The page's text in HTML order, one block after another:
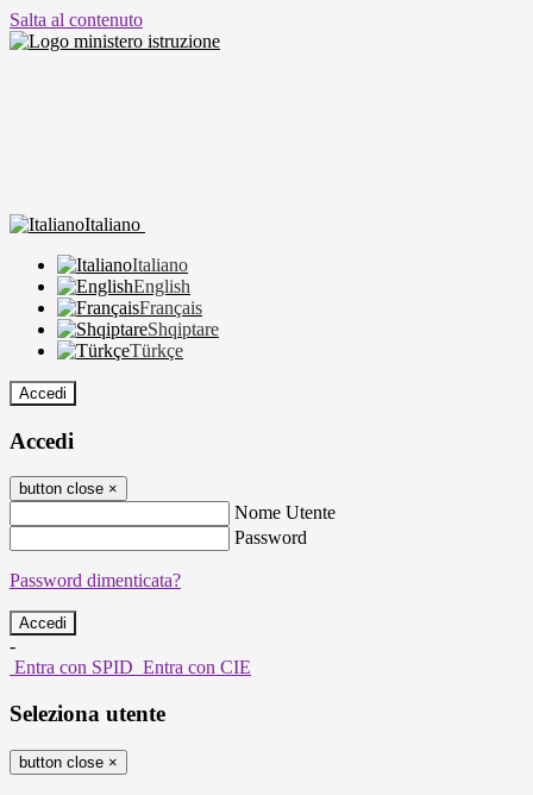
Salta al contenuto
Italiano
Italiano
English
Français
Shqiptare
Türkçe
Accedi
Accedi
button close ×
Nome Utente
Password
Password dimenticata?
-
Entra con SPID Entra con CIE
Seleziona utente
button close ×